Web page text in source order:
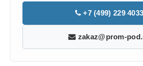
+7 (499) 229 4033
zakaz@prom-